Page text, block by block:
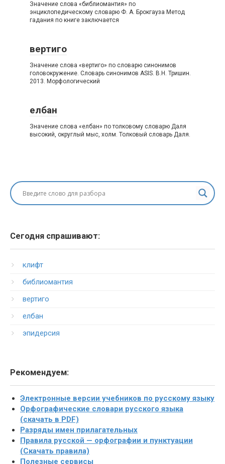
Значение слова «библиомантия» по
энциклопедическому словарю Ф. А. Брокгауза Метод
гадания по книге заключается
вертиго
Значение слова «вертиго» по словарю синонимов
головокружение. Словарь синонимов ASIS. В.Н. Тришин.
2013. Морфологический
елбан
Значение слова «елбан» по толковому словарю Даля
высокий, округлый мыс, холм. Толковый словарь Даля.
Сегодня спрашивают:
клифт
библиомантия
вертиго
елбан
эпидерсия
Рекомендуем:
Электронные версии учебников по русскому языку
Орфографические словари русского языка
(скачать в PDF)
Разряды имен прилагательных
Правила русской — орфографии и пунктуации
(Скачать правила)
Полезные сервисы